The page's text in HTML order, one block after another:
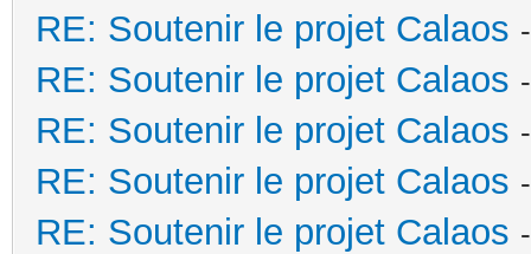
RE: Soutenir le projet Calaos
RE: Soutenir le projet Calaos
RE: Soutenir le projet Calaos
RE: Soutenir le projet Calaos
RE: Soutenir le projet Calaos